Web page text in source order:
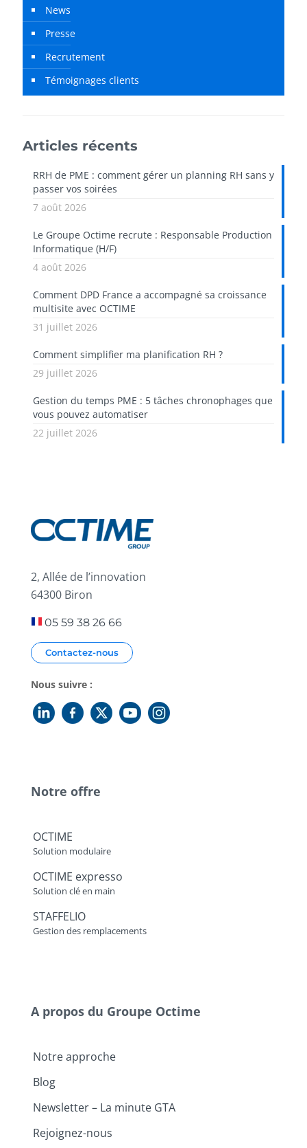
News
Presse
Recrutement
Témoignages clients
Articles récents
RRH de PME : comment gérer un planning RH sans y
passer vos soirées
7 août 2026
Le Groupe Octime recrute : Responsable Production
Informatique (H/F)
4 août 2026
Comment DPD France a accompagné sa croissance
multisite avec OCTIME
31 juillet 2026
Comment simplifier ma planification RH ?
29 juillet 2026
Gestion du temps PME : 5 tâches chronophages que
vous pouvez automatiser
22 juillet 2026
2, Allée de l’innovation
64300 Biron
05 59 38 26 66
Contactez-nous
Nous suivre :
Notre offre
OCTIME
Solution modulaire
OCTIME expresso
Solution clé en main
STAFFELIO
Gestion des remplacements
A propos du Groupe Octime
Notre approche
Blog
Newsletter – La minute GTA
Rejoignez-nous